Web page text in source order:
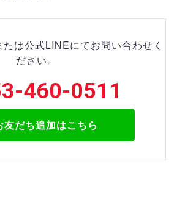
は公式LINEにてお問い合わせく
ださい。
460-0511
友だち追加はこちら